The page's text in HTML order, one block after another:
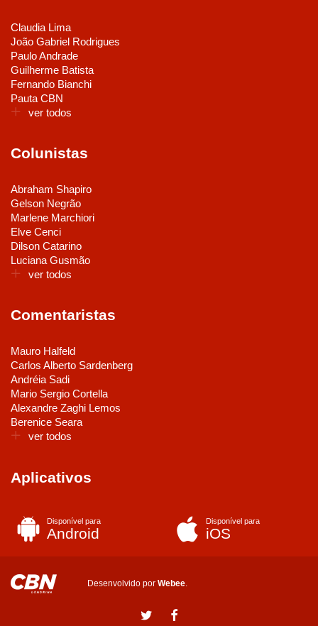
Claudia Lima
João Gabriel Rodrigues
Paulo Andrade
Guilherme Batista
Fernando Bianchi
Pauta CBN
ver todos
Colunistas
Abraham Shapiro
Gelson Negrão
Marlene Marchiori
Elve Cenci
Dilson Catarino
Luciana Gusmão
ver todos
Comentaristas
Mauro Halfeld
Carlos Alberto Sardenberg
Andréia Sadi
Mario Sergio Cortella
Alexandre Zaghi Lemos
Berenice Seara
ver todos
Aplicativos
Disponível para
Android
Disponível para
iOS
Desenvolvido por Webee